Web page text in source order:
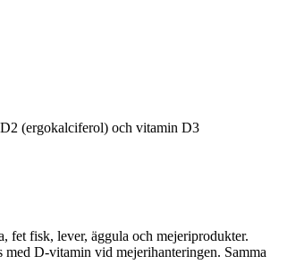
(ergokalciferol) och vitamin D3
fet fisk, lever, äggula och mejeriprodukter.
D-vitamin vid mejerihanteringen. Samma